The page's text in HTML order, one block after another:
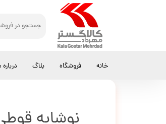
خانه فروشگاه بلاگ درباره کالاگستر مهرداد نوشیدنی نوشابه قوطی